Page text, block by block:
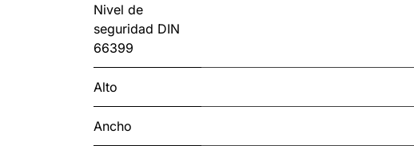
Nivel de
seguridad DIN
66399
Alto
Ancho